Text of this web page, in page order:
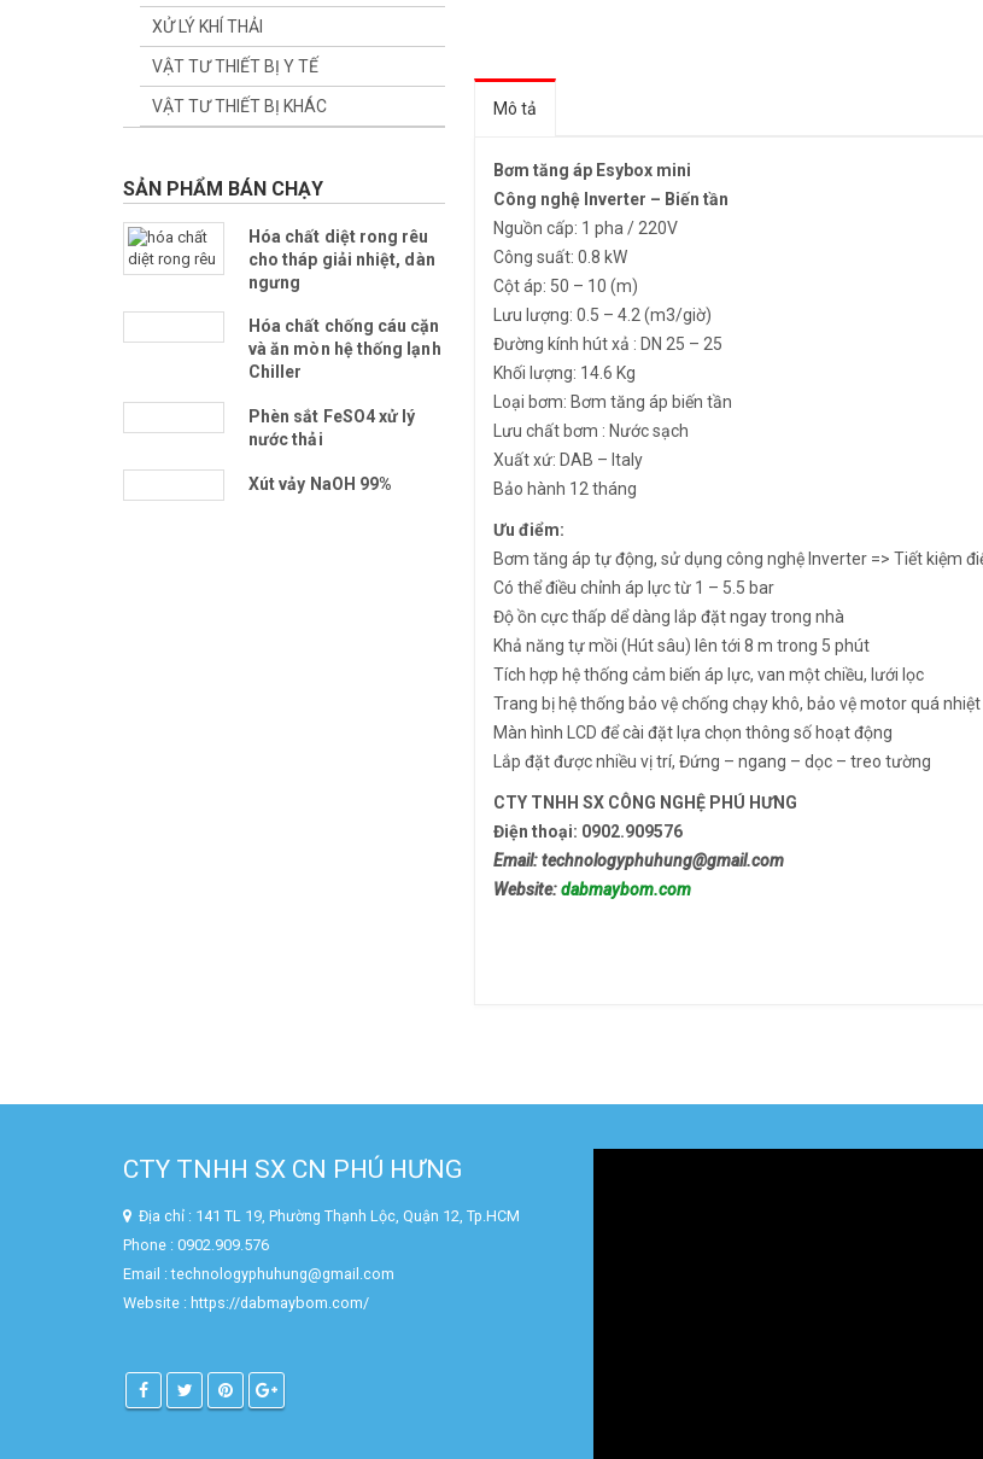
Mô tả
Bơm tăng áp Esybox mini
Công nghệ Inverter – Biến tần
Nguồn cấp: 1 pha / 220V
Công suất: 0.8 kW
Cột áp: 50 – 10 (m)
Lưu lượng: 0.5 – 4.2 (m3/giờ)
Đường kính hút xả : DN 25 – 25
Khối lượng: 14.6 Kg
Loại bơm: Bơm tăng áp biến tần
Lưu chất bơm : Nước sạch
Xuất xứ: DAB – Italy
Bảo hành 12 tháng
Ưu điểm:
Bơm tăng áp tự động, sử dụng công nghệ Inverter => Tiết kiệm
Có thể điều chỉnh áp lực từ 1 – 5.5 bar
Độ ồn cực thấp dể dàng lắp đặt ngay trong nhà
Khả năng tự mồi (Hút sâu) lên tới 8 m trong 5 phút
Tích hợp hệ thống cảm biến áp lực, van một chiều, lưới lọc
Trang bị hệ thống bảo vệ chống chạy khô, bảo vệ motor quá nhiệt
Màn hình LCD để cài đặt lựa chọn thông số hoạt động
Lắp đặt được nhiều vị trí, Đứng – ngang – dọc – treo tường
CTY TNHH SX CÔNG NGHỆ PHÚ HƯNG
Điện thoại: 0902.909576
Email: technologyphuhung@gmail.com
Website:dabmaybom.com
XỬ LÝ KHÍ THẢI
VẬT TƯ THIẾT BỊ Y TẾ
VẬT TƯ THIẾT BỊ KHÁC
SẢN PHẨM BÁN CHẠY
Hóa chất diệt rong rêu
cho tháp giải nhiệt, dàn
ngưng
Hóa chất chống cáu cặn
và ăn mòn hệ thống lạnh
Chiller
Phèn sắt FeSO4 xử lý
nước thải
Xút vảy NaOH 99%
CTY TNHH SX CN PHÚ HƯNG
Địa chỉ : 141 TL 19, Phường Thạnh Lộc, Quận 12, Tp.HCM
Phone : 0902.909.576
Email : technologyphuhung@gmail.com
Website : https://dabmaybom.com/